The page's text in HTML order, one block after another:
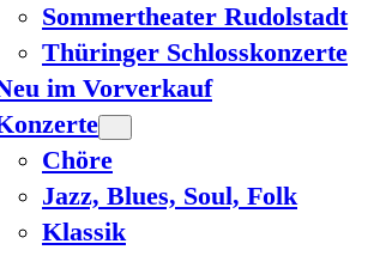
Sommertheater Rudolstadt
Thüringer Schlosskonzerte
im Vorverkauf
Chöre
Jazz, Blues, Soul, Folk
Klassik